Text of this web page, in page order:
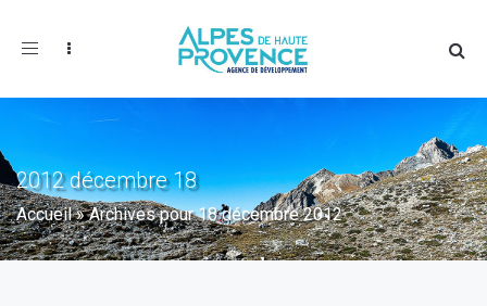
Toggle
2012 décembre 18
Accueil»Archives pour 18 décembre 2012